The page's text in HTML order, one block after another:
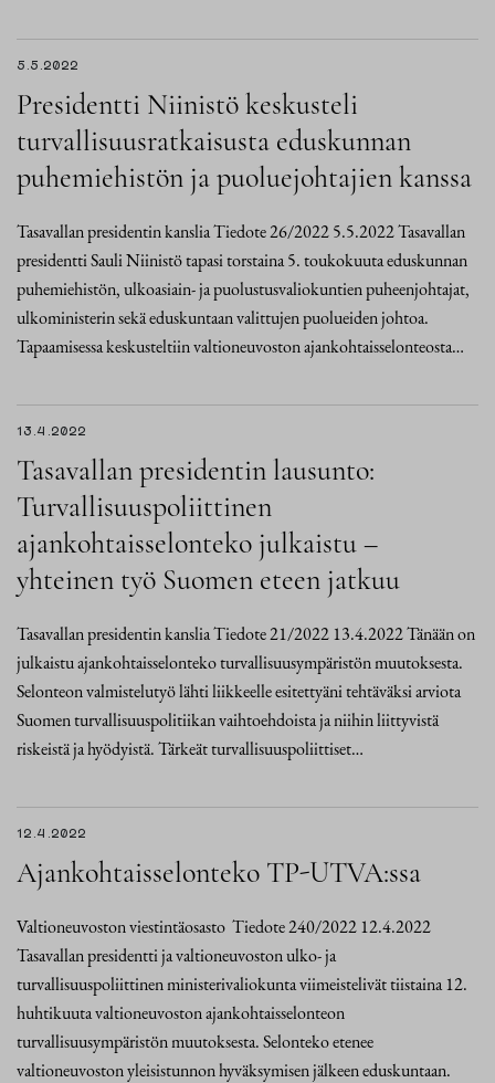
5.5.2022
Presidentti Niinistö keskusteli
turvallisuusratkaisusta eduskunnan
puhemiehistön ja puoluejohtajien kanssa
Tasavallan presidentin kanslia Tiedote 26/2022 5.5.2022 Tasavallan
presidentti Sauli Niinistö tapasi torstaina 5. toukokuuta eduskunnan
puhemiehistön, ulkoasiain- ja puolustusvaliokuntien puheenjohtajat,
ulkoministerin sekä eduskuntaan valittujen puolueiden johtoa.
Tapaamisessa keskusteltiin valtioneuvoston ajankohtaisselonteosta…
13.4.2022
Tasavallan presidentin lausunto:
Turvallisuuspoliittinen
ajankohtaisselonteko julkaistu –
yhteinen työ Suomen eteen jatkuu
Tasavallan presidentin kanslia Tiedote 21/2022 13.4.2022 Tänään on
julkaistu ajankohtaisselonteko turvallisuusympäristön muutoksesta.
Selonteon valmistelutyö lähti liikkeelle esitettyäni tehtäväksi arviota
Suomen turvallisuuspolitiikan vaihtoehdoista ja niihin liittyvistä
riskeistä ja hyödyistä. Tärkeät turvallisuuspoliittiset…
12.4.2022
Ajankohtaisselonteko TP-UTVA:ssa
Valtioneuvoston viestintäosasto Tiedote 240/2022 12.4.2022
Tasavallan presidentti ja valtioneuvoston ulko- ja
turvallisuuspoliittinen ministerivaliokunta viimeistelivät tiistaina 12.
huhtikuuta valtioneuvoston ajankohtaisselonteon
turvallisuusympäristön muutoksesta. Selonteko etenee
valtioneuvoston yleisistunnon hyväksymisen jälkeen eduskuntaan.